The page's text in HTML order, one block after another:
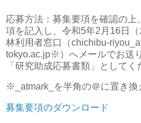
応募方法：募集要項を確認の
項を記入し、令和5年2月16日
林利用者窓口（chichibu-
tokyo.ac.jp※）へメールでお送
「研究助成応募書類」としてく
※_atmark_を半角の＠に置き換
募集要項のダウンロード